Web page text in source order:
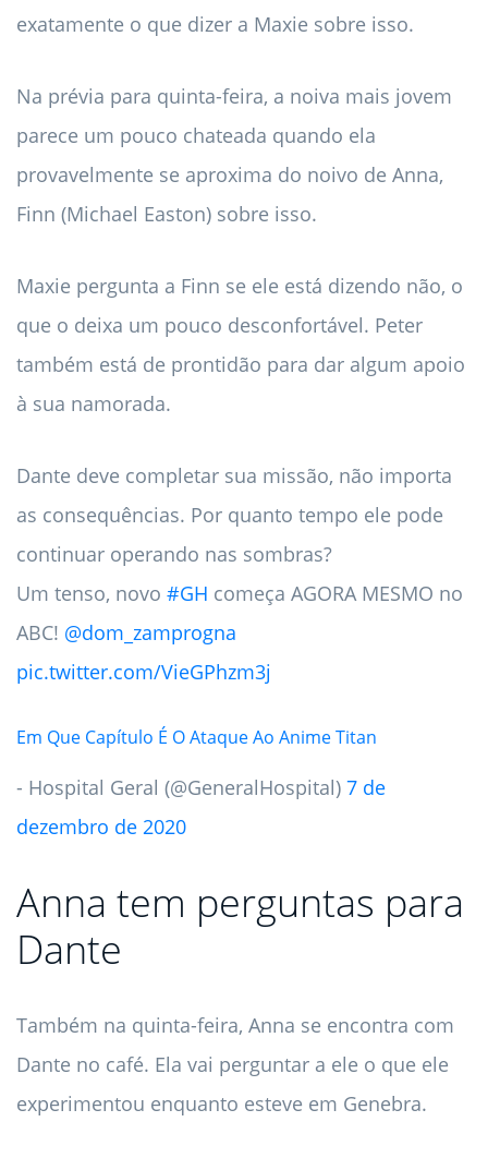
exatamente o que dizer a Maxie sobre isso.
Na prévia para quinta-feira, a noiva mais jovem
parece um pouco chateada quando ela
provavelmente se aproxima do noivo de Anna,
Finn (Michael Easton) sobre isso.
Maxie pergunta a Finn se ele está dizendo não, o
que o deixa um pouco desconfortável. Peter
também está de prontidão para dar algum apoio
à sua namorada.
Dante deve completar sua missão, não importa
as consequências. Por quanto tempo ele pode
continuar operando nas sombras?
Um tenso, novo #GH começa AGORA MESMO no
ABC! @dom_zamprogna
pic.twitter.com/VieGPhzm3j
Em Que Capítulo É O Ataque Ao Anime Titan
- Hospital Geral (@GeneralHospital) 7 de
dezembro de 2020
Anna tem perguntas para
Dante
Também na quinta-feira, Anna se encontra com
Dante no café. Ela vai perguntar a ele o que ele
experimentou enquanto esteve em Genebra.